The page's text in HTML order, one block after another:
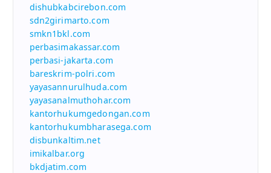
dishubkabcirebon.com
sdn2girimarto.com
smkn1bkl.com
perbasimakassar.com
perbasi-jakarta.com
bareskrim-polri.com
yayasannurulhuda.com
yayasanalmuthohar.com
kantorhukumgedongan.com
kantorhukumbharasega.com
disbunkaltim.net
imikalbar.org
bkdjatim.com